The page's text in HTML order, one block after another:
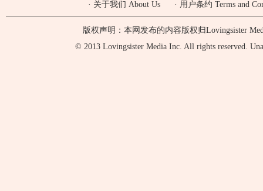
· 关于我们 About Us · 用户条约 Terms and
版权声明：本网发布的内容版权归Lovingsister
© 2013 Lovingsister Media Inc. All rights reserved.